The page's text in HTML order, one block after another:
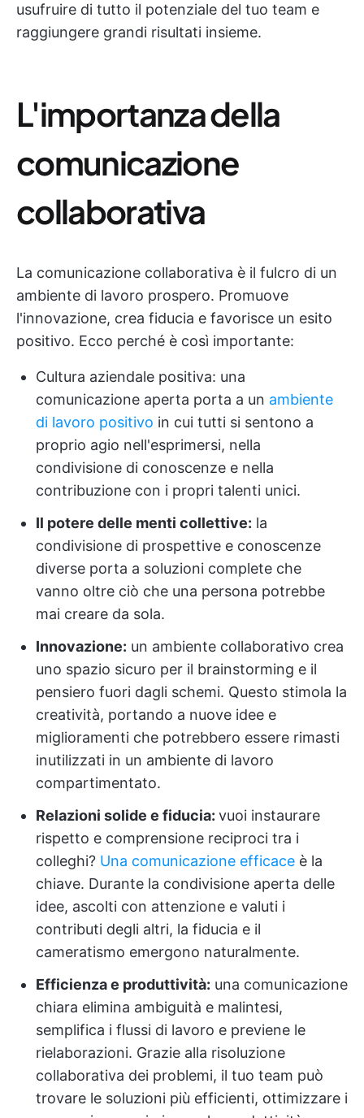
usufruire di tutto il potenziale del tuo team e
raggiungere grandi risultati insieme.
L'importanza della
comunicazione
collaborativa
La comunicazione collaborativa è il fulcro di un
ambiente di lavoro prospero. Promuove
l'innovazione, crea fiducia e favorisce un esito
positivo. Ecco perché è così importante:
Cultura aziendale positiva: una
comunicazione aperta porta a un ambiente
di lavoro positivo in cui tutti si sentono a
proprio agio nell'esprimersi, nella
condivisione di conoscenze e nella
contribuzione con i propri talenti unici.
Il potere delle menti collettive: la
condivisione di prospettive e conoscenze
diverse porta a soluzioni complete che
vanno oltre ciò che una persona potrebbe
mai creare da sola.
Innovazione: un ambiente collaborativo crea
uno spazio sicuro per il brainstorming e il
pensiero fuori dagli schemi. Questo stimola la
creatività, portando a nuove idee e
miglioramenti che potrebbero essere rimasti
inutilizzati in un ambiente di lavoro
compartimentato.
Relazioni solide e fiducia: vuoi instaurare
rispetto e comprensione reciproci tra i
colleghi? Una comunicazione efficace è la
chiave. Durante la condivisione aperta delle
idee, ascolti con attenzione e valuti i
contributi degli altri, la fiducia e il
cameratismo emergono naturalmente.
Efficienza e produttività: una comunicazione
chiara elimina ambiguità e malintesi,
semplifica i flussi di lavoro e previene le
rielaborazioni. Grazie alla risoluzione
collaborativa dei problemi, il tuo team può
trovare le soluzioni più efficienti, ottimizzare i